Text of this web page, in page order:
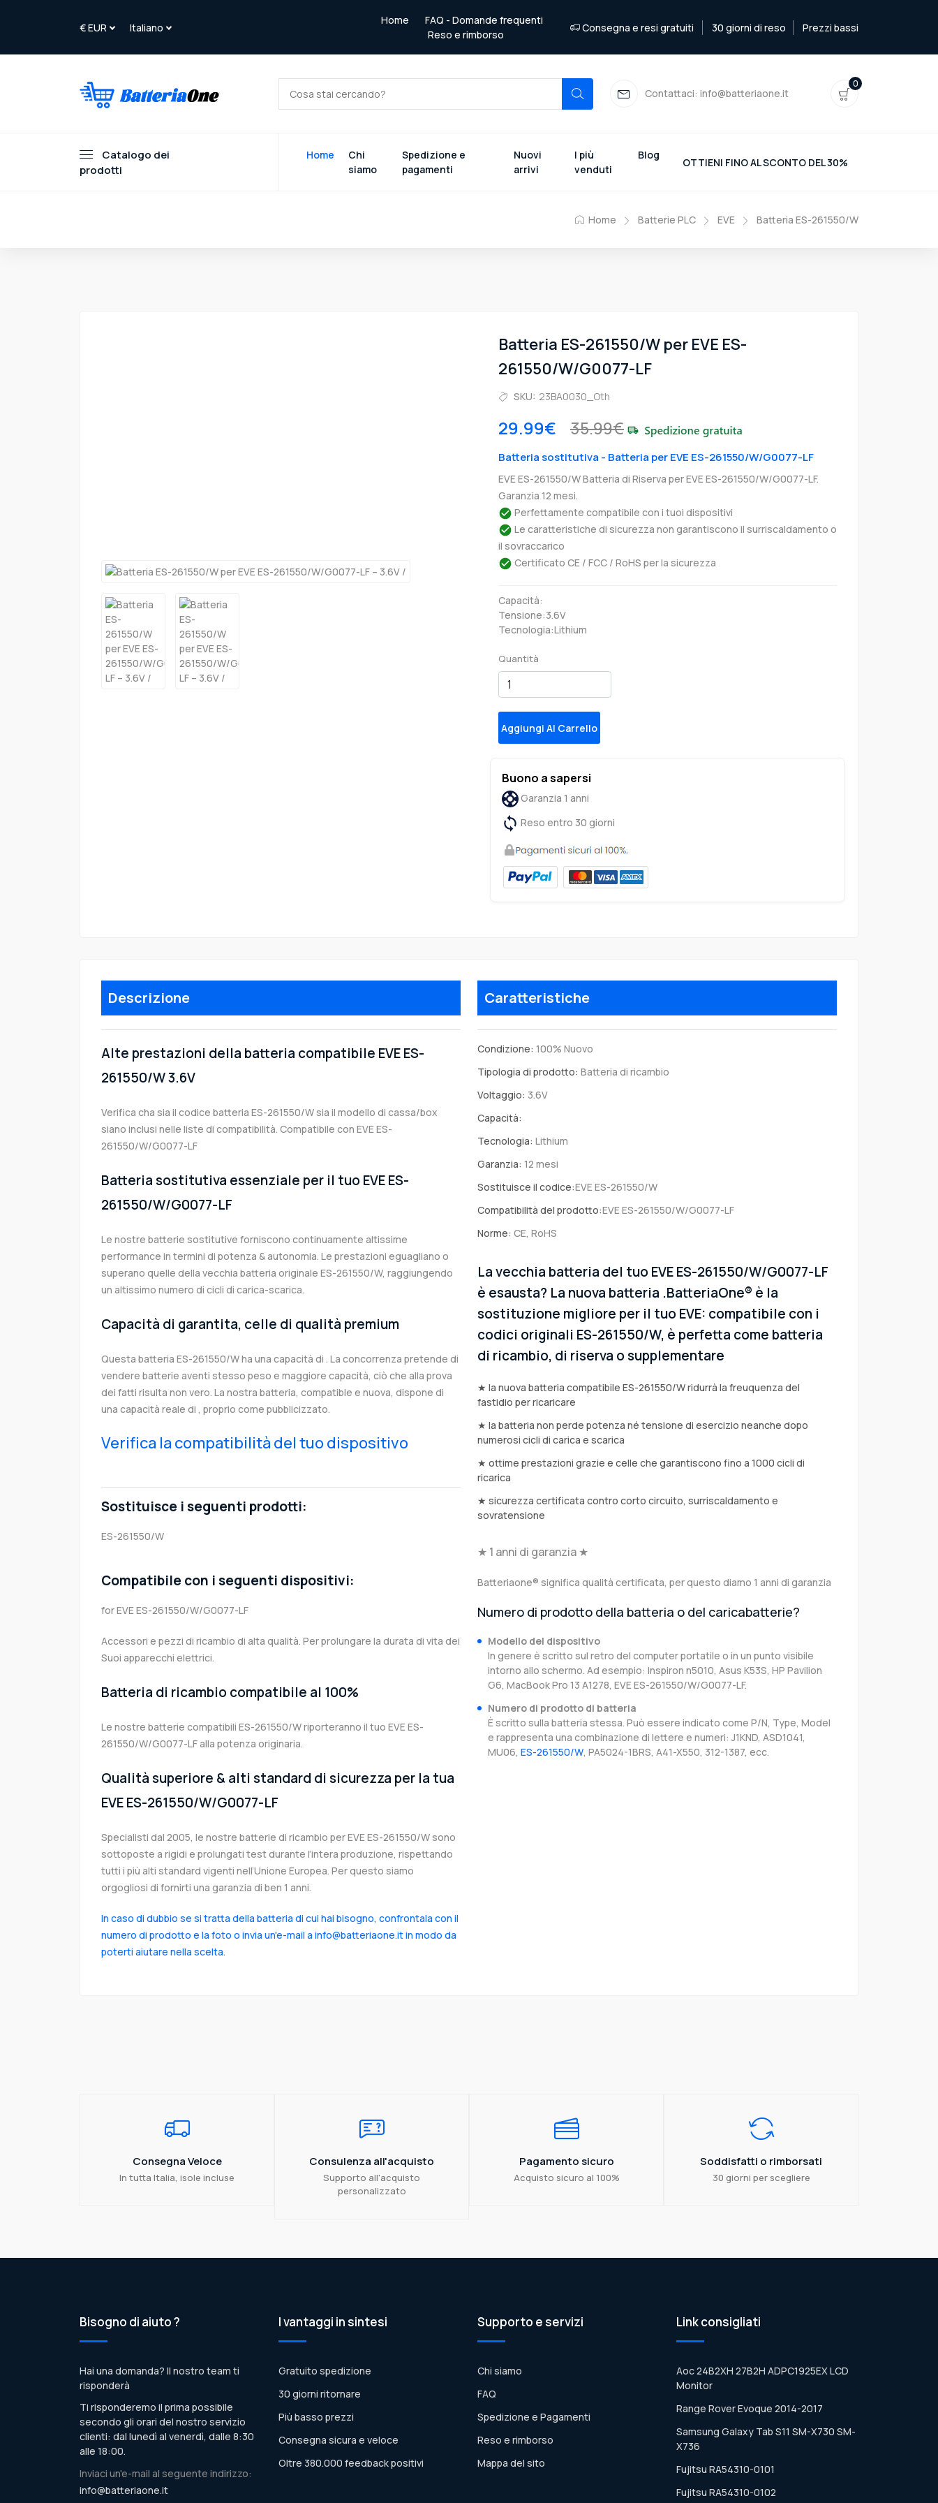
Home
FAQ - Domande frequenti
Reso e rimborso
Consegna e resi gratuiti 30 giorni di reso Prezzi bassi
Contattaci: info@batteriaone.it
0
Catalogo dei
prodotti
Home
Chi
siamo
Spedizione e
pagamenti
Nuovi
arrivi
I più
venduti
Blog
OTTIENI FINO AL SCONTO DEL 30%
Home Batterie PLC EVE Batteria ES-261550/W
Batteria ES-261550/W per EVE ES-
261550/W/G0077-LF
SKU: 23BA0030_Oth
29.99€ 35.99€
Batteria sostitutiva - Batteria per EVE ES-261550/W/G0077-LF
EVE ES-261550/W Batteria di Riserva per EVE ES-261550/W/G0077-LF.
Garanzia 12 mesi.
Perfettamente compatibile con i tuoi dispositivi
Le caratteristiche di sicurezza non garantiscono il surriscaldamento o
il sovraccarico
Certificato CE / FCC / RoHS per la sicurezza
Capacità:
Tensione:3.6V
Tecnologia:Lithium
Quantità
Aggiungi Al Carrello
Buono a sapersi
Garanzia 1 anni
Reso entro 30 giorni
Descrizione
Alte prestazioni della batteria compatibile EVE ES-
261550/W 3.6V
Verifica cha sia il codice batteria ES-261550/W sia il modello di cassa/box
siano inclusi nelle liste di compatibilità. Compatibile con EVE ES-
261550/W/G0077-LF
Batteria sostitutiva essenziale per il tuo EVE ES-
261550/W/G0077-LF
Le nostre batterie sostitutive forniscono continuamente altissime
performance in termini di potenza & autonomia. Le prestazioni eguagliano o
superano quelle della vecchia batteria originale ES-261550/W, raggiungendo
un altissimo numero di cicli di carica-scarica.
Capacità di garantita, celle di qualità premium
Questa batteria ES-261550/W ha una capacità di . La concorrenza pretende di
vendere batterie aventi stesso peso e maggiore capacità, ciò che alla prova
dei fatti risulta non vero. La nostra batteria, compatible e nuova, dispone di
una capacità reale di , proprio come pubblicizzato.
Verifica la compatibilità del tuo dispositivo
Sostituisce i seguenti prodotti:
ES-261550/W
Compatibile con i seguenti dispositivi:
for EVE ES-261550/W/G0077-LF
Accessori e pezzi di ricambio di alta qualità. Per prolungare la durata di vita dei
Suoi apparecchi elettrici.
Batteria di ricambio compatibile al 100%
Le nostre batterie compatibili ES-261550/W riporteranno il tuo EVE ES-
261550/W/G0077-LF alla potenza originaria.
Qualità superiore & alti standard di sicurezza per la tua
EVE ES-261550/W/G0077-LF
Specialisti dal 2005, le nostre batterie di ricambio per EVE ES-261550/W sono
sottoposte a rigidi e prolungati test durante l’intera produzione, rispettando
tutti i più alti standard vigenti nell’Unione Europea. Per questo siamo
orgogliosi di fornirti una garanzia di ben 1 anni.
In caso di dubbio se si tratta della batteria di cui hai bisogno, confrontala con il
numero di prodotto e la foto o invia un'e-mail a info@batteriaone.it in modo da
poterti aiutare nella scelta.
Caratteristiche
Condizione: 100% Nuovo
Tipologia di prodotto: Batteria di ricambio
Voltaggio: 3.6V
Capacità:
Tecnologia: Lithium
Garanzia: 12 mesi
Sostituisce il codice:EVE ES-261550/W
Compatibilità del prodotto:EVE ES-261550/W/G0077-LF
Norme: CE, RoHS
La vecchia batteria del tuo EVE ES-261550/W/G0077-LF
è esausta? La nuova batteria .BatteriaOne® è la
sostituzione migliore per il tuo EVE: compatibile con i
codici originali ES-261550/W, è perfetta come batteria
di ricambio, di riserva o supplementare
★ la nuova batteria compatibile ES-261550/W ridurrà la freuquenza del
fastidio per ricaricare
★ la batteria non perde potenza né tensione di esercizio neanche dopo
numerosi cicli di carica e scarica
★ ottime prestazioni grazie e celle che garantiscono fino a 1000 cicli di
ricarica
★ sicurezza certificata contro corto circuito, surriscaldamento e
sovratensione
★ 1 anni di garanzia ★
Batteriaone® significa qualità certificata, per questo diamo 1 anni di garanzia
Numero di prodotto della batteria o del caricabatterie?
Modello del dispositivo
In genere è scritto sul retro del computer portatile o in un punto visibile
intorno allo schermo. Ad esempio: Inspiron n5010, Asus K53S, HP Pavilion
G6, MacBook Pro 13 A1278, EVE ES-261550/W/G0077-LF.
Numero di prodotto di batteria
È scritto sulla batteria stessa. Può essere indicato come P/N, Type, Model
e rappresenta una combinazione di lettere e numeri: J1KND, ASD1041,
MU06, ES-261550/W, PA5024-1BRS, A41-X550, 312-1387, ecc.
Consegna Veloce
In tutta Italia, isole incluse
Consulenza all'acquisto
Supporto all'acquisto
personalizzato
Pagamento sicuro
Acquisto sicuro al 100%
Soddisfatti o rimborsati
30 giorni per scegliere
Bisogno di aiuto ?
Hai una domanda? Il nostro team ti
risponderà
Ti risponderemo il prima possibile
secondo gli orari del nostro servizio
clienti: dal lunedì al venerdì, dalle 8:30
alle 18:00.
Inviaci un'e-mail al seguente indirizzo:
info@batteriaone.it
I vantaggi in sintesi
Gratuito spedizione
30 giorni ritornare
Più basso prezzi
Consegna sicura e veloce
Oltre 380.000 feedback positivi
Supporto e servizi
Chi siamo
FAQ
Spedizione e Pagamenti
Reso e rimborso
Mappa del sito
Link consigliati
Aoc 24B2XH 27B2H ADPC1925EX LCD
Monitor
Range Rover Evoque 2014-2017
Samsung Galaxy Tab S11 SM-X730 SM-
X736
Fujitsu RA54310-0101
Fujitsu RA54310-0102